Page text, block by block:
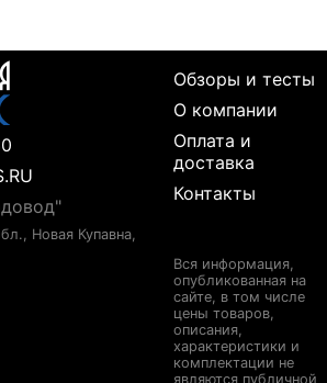
Новая Купавна,
Обзоры и тесты
О компании
Оплата и
доставка
Контакты
Вся информация,
опубликованная на
сайте, в том числе
цены товаров,
описания,
характеристики и
комплектации не
являются публичной